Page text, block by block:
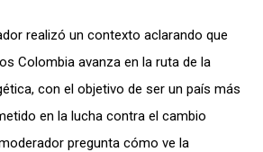
realizó un contexto aclarando que
Colombia avanza en la ruta de la
con el objetivo de ser un país más
en la lucha contra el cambio
pregunta cómo ve la